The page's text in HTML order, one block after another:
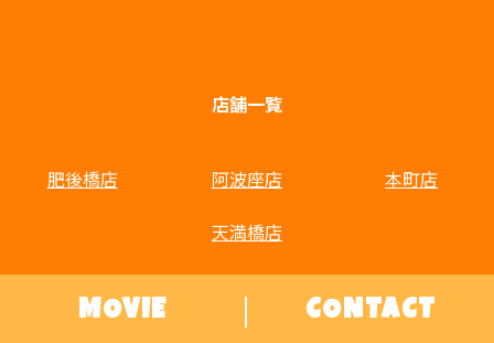
店舗一覧
肥後橋店 阿波座店
本町店
天満橋店
MOVIE CONTACT